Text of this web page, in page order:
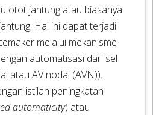
otot jantung atau biasanya
Hal ini dapat terjadi
melalui mekanisme
automatisasi dari sel
atau AV nodal (AVN)).
istilah peningkatan
automaticity) atau